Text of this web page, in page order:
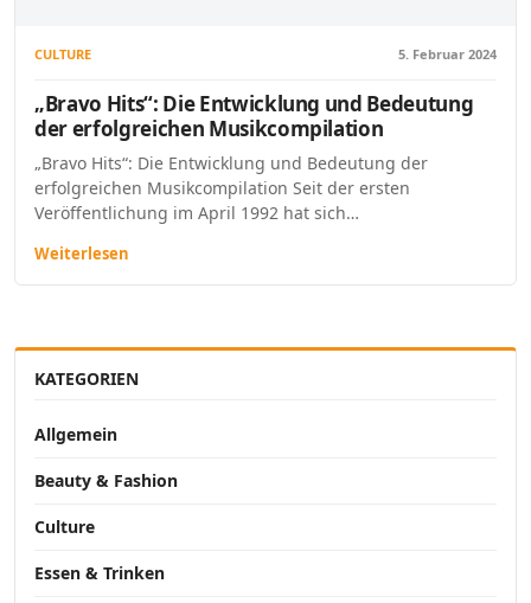
CULTURE 5. Februar 2024
„Bravo Hits“: Die Entwicklung und Bedeutung
der erfolgreichen Musikcompilation
„Bravo Hits“: Die Entwicklung und Bedeutung der
erfolgreichen Musikcompilation Seit der ersten
Veröffentlichung im April 1992 hat sich…
Weiterlesen
KATEGORIEN
Allgemein
Beauty & Fashion
Culture
Essen & Trinken